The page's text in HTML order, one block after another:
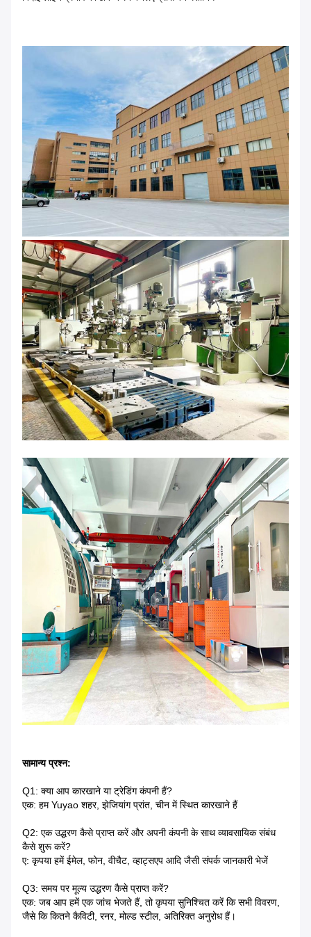
सामान्य प्रश्न:
Q1: क्या आप कारखाने या ट्रेडिंग कंपनी हैं?
एक: हम Yuyao शहर, झेजियांग प्रांत, चीन में स्थित कारखाने हैं
Q2: एक उद्धरण कैसे प्राप्त करें और अपनी कंपनी के साथ व्यावसायिक संबंध
कैसे शुरू करें?
ए: कृपया हमें ईमेल, फोन, वीचैट, व्हाट्सएप आदि जैसी संपर्क जानकारी भेजें
Q3: समय पर मूल्य उद्धरण कैसे प्राप्त करें?
एक: जब आप हमें एक जांच भेजते हैं, तो कृपया सुनिश्चित करें कि सभी विवरण,
जैसे कि कितने कैविटी, रनर, मोल्ड स्टील, अतिरिक्त अनुरोध हैं।